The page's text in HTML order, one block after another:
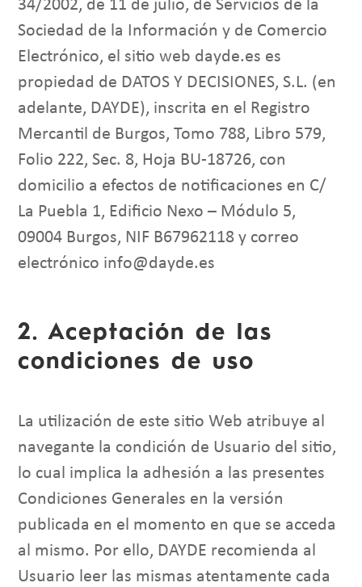
34/2002, de 11 de julio, de Servicios de la
Sociedad de la Información y de Comercio
Electrónico, el sitio web dayde.es es
propiedad de DATOS Y DECISIONES, S.L. (en
adelante, DAYDE), inscrita en el Registro
Mercantil de Burgos, Tomo 788, Libro 579,
Folio 222, Sec. 8, Hoja BU-18726, con
domicilio a efectos de notificaciones en C/
La Puebla 1, Edificio Nexo – Módulo 5,
09004 Burgos, NIF B67962118 y correo
electrónico info@dayde.es
2. Aceptación de las
condiciones de uso
La utilización de este sitio Web atribuye al
navegante la condición de Usuario del sitio,
lo cual implica la adhesión a las presentes
Condiciones Generales en la versión
publicada en el momento en que se acceda
al mismo. Por ello, DAYDE recomienda al
Usuario leer las mismas atentamente cada